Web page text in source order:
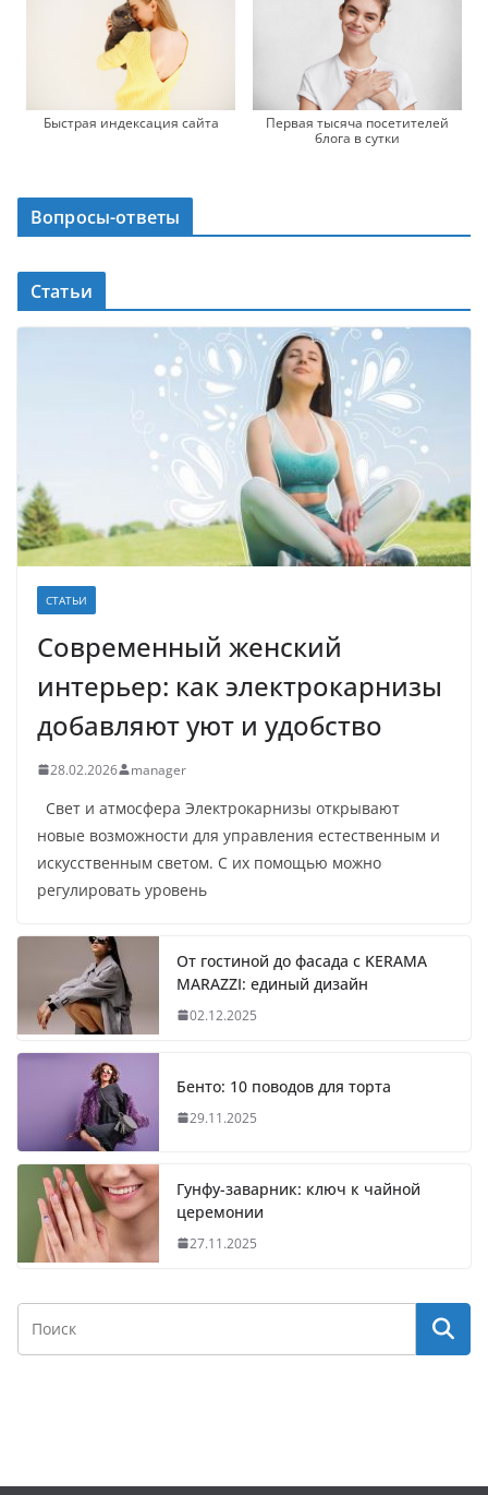
Быстрая индексация сайта
Первая тысяча посетителей
блога в сутки
Вопросы-ответы
Статьи
СТАТЬИ
Современный женский
интерьер: как электрокарнизы
добавляют уют и удобство
28.02.2026 manager
Свет и атмосфера Электрокарнизы открывают
новые возможности для управления естественным и
искусственным светом. С их помощью можно
регулировать уровень
От гостиной до фасада с KERAMA
MARAZZI: единый дизайн
02.12.2025
Бенто: 10 поводов для торта
29.11.2025
Гунфу-заварник: ключ к чайной
церемонии
27.11.2025